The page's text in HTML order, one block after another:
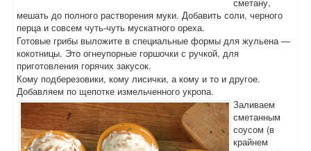
мешать до полного растворения муки. Добавить соли, черного
перца и совсем чуть-чуть мускатного ореха.
Готовые грибы выложите в специальные формы для жульена —
кокотницы. Это огнеупорные горшочки с ручкой, для
приготовления горячих закусок.
Кому подберезовики, кому лисички, а кому и то и другое.
Добавляем по щепотке измельченного укропа.
Заливаем
сметанным
соусом (в
крайнем